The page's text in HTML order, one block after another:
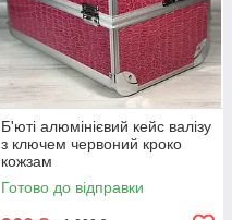
Б'юті алюмінієвий кейс валізу
з ключем червоний кроко
кожзам
Готово до відправки